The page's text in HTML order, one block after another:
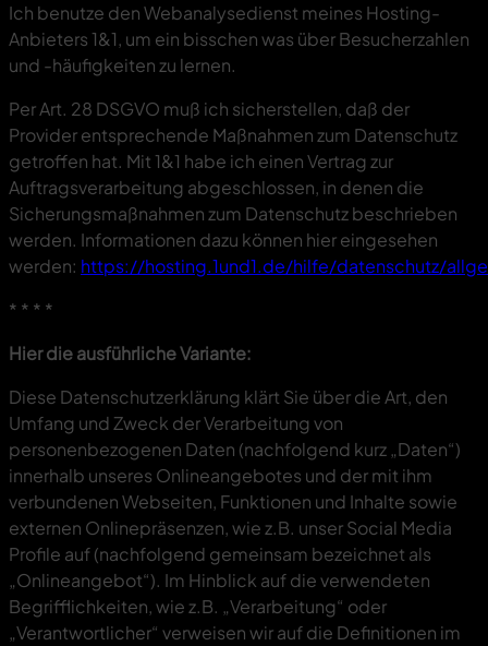
Ich benutze den Webanalysedienst meines Hosting-
Anbieters 1&1, um ein bisschen was über Besucherzahlen
und -häufigkeiten zu lernen.
Per Art. 28 DSGVO muß ich sicherstellen, daß der
Provider entsprechende Maßnahmen zum Datenschutz
getroffen hat. Mit 1&1 habe ich einen Vertrag zur
Auftragsverarbeitung abgeschlossen, in denen die
Sicherungsmaßnahmen zum Datenschutz beschrieben
werden. Informationen dazu können hier eingesehen
werden: https://hosting.1und1.de/hilfe/datenschutz/
* * * *
Hier die ausführliche Variante:
Diese Datenschutzerklärung klärt Sie über die Art, den
Umfang und Zweck der Verarbeitung von
personenbezogenen Daten (nachfolgend kurz „Daten“)
innerhalb unseres Onlineangebotes und der mit ihm
verbundenen Webseiten, Funktionen und Inhalte sowie
externen Onlinepräsenzen, wie z.B. unser Social Media
Profile auf (nachfolgend gemeinsam bezeichnet als
„Onlineangebot“). Im Hinblick auf die verwendeten
Begrifflichkeiten, wie z.B. „Verarbeitung“ oder
„Verantwortlicher“ verweisen wir auf die Definitionen im